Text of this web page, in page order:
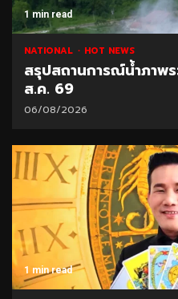
1 min read
NATIONAL HOT NEWS
สรุปสถานการณ์น้ำภาพ
ส.ค. 69
06/08/2026
1 min read